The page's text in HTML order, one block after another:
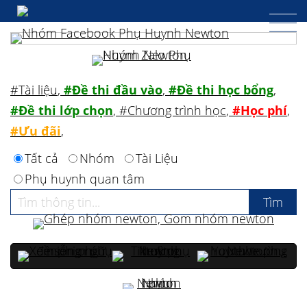
#Tài liệu, #Đề thi đầu vào, #Đề thi học bổng,
#Đề thi lớp chọn, #Chương trình học, #Học phí,
#Ưu đãi,
Tất cả
Nhóm
Tài Liệu
Phụ huynh quan tâm